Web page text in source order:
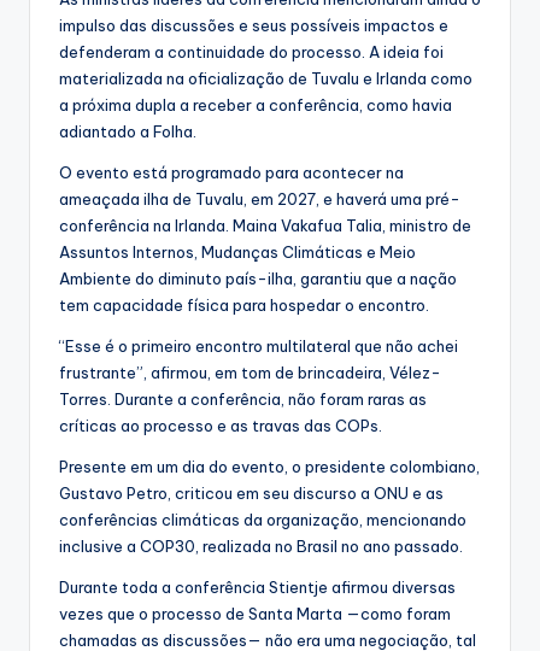
impulso das discussões e seus possíveis impactos e
defenderam a continuidade do processo. A ideia foi
materializada na oficialização de Tuvalu e Irlanda como
a próxima dupla a receber a conferência, como havia
adiantado a Folha.
O evento está programado para acontecer na
ameaçada ilha de Tuvalu, em 2027, e haverá uma pré-
conferência na Irlanda. Maina Vakafua Talia, ministro de
Assuntos Internos, Mudanças Climáticas e Meio
Ambiente do diminuto país-ilha, garantiu que a nação
tem capacidade física para hospedar o encontro.
“Esse é o primeiro encontro multilateral que não achei
frustrante”, afirmou, em tom de brincadeira, Vélez-
Torres. Durante a conferência, não foram raras as
críticas ao processo e as travas das COPs.
Presente em um dia do evento, o presidente colombiano,
Gustavo Petro, criticou em seu discurso a ONU e as
conferências climáticas da organização, mencionando
inclusive a COP30, realizada no Brasil no ano passado.
Durante toda a conferência Stientje afirmou diversas
vezes que o processo de Santa Marta —como foram
chamadas as discussões— não era uma negociação, tal